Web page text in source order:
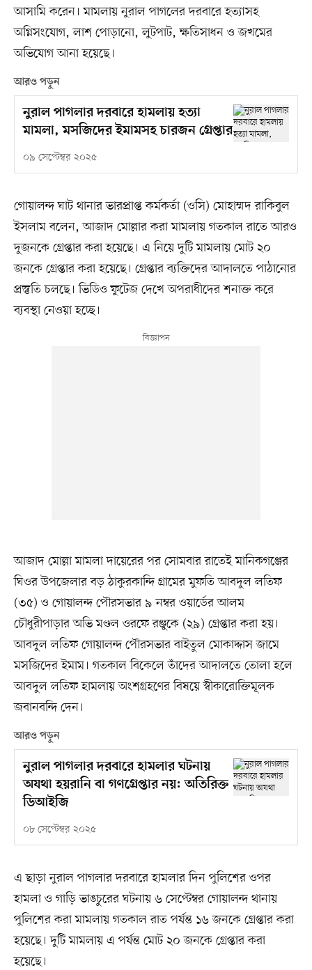
আসামি করেন। মামলায় নুরাল পাগলের দরবারে হত্যাসহ
অগ্নিসংযোগ, লাশ পোড়ানো, লুটপাট, ক্ষতিসাধন ও জখমের
অভিযোগ আনা হয়েছে।
আরও পড়ুন
নুরাল পাগলার দরবারে হামলায় হত্যা
মামলা, মসজিদের ইমামসহ চারজন গ্রেপ্তার
০৯ সেপ্টেম্বর ২০২৫
গোয়ালন্দ ঘাট থানার ভারপ্রাপ্ত কর্মকর্তা (ওসি) মোহাম্মদ রাকিবুল
ইসলাম বলেন, আজাদ মোল্লার করা মামলায় গতকাল রাতে আরও
দুজনকে গ্রেপ্তার করা হয়েছে। এ নিয়ে দুটি মামলায় মোট ২০
জনকে গ্রেপ্তার করা হয়েছে। গ্রেপ্তার ব্যক্তিদের আদালতে পাঠানোর
প্রস্তুতি চলছে। ভিডিও ফুটেজ দেখে অপরাধীদের শনাক্ত করে
ব্যবস্থা নেওয়া হচ্ছে।
আজাদ মোল্লা মামলা দায়েরের পর সোমবার রাতেই মানিকগঞ্জের
ঘিওর উপজেলার বড় ঠাকুরকান্দি গ্রামের মুফতি আবদুল লতিফ
(৩৫) ও গোয়ালন্দ পৌরসভার ৯ নম্বর ওয়ার্ডের আলম
চৌধুরীপাড়ার অভি মণ্ডল ওরফে রঞ্জুকে (২৯) গ্রেপ্তার করা হয়।
আবদুল লতিফ গোয়ালন্দ পৌরসভার বাইতুল মোকাদ্দাস জামে
মসজিদের ইমাম। গতকাল বিকেলে তাঁদের আদালতে তোলা হলে
আবদুল লতিফ হামলায় অংশগ্রহণের বিষয়ে স্বীকারোক্তিমূলক
জবানবন্দি দেন।
আরও পড়ুন
নুরাল পাগলার দরবারে হামলার ঘটনায়
অযথা হয়রানি বা গণগ্রেপ্তার নয়: অতিরিক্ত
ডিআইজি
০৮ সেপ্টেম্বর ২০২৫
এ ছাড়া নুরাল পাগলার দরবারে হামলার দিন পুলিশের ওপর
হামলা ও গাড়ি ভাঙচুরের ঘটনায় ৬ সেপ্টেম্বর গোয়ালন্দ থানায়
পুলিশের করা মামলায় গতকাল রাত পর্যন্ত ১৬ জনকে গ্রেপ্তার করা
হয়েছে। দুটি মামলায় এ পর্যন্ত মোট ২০ জনকে গ্রেপ্তার করা
হয়েছে।